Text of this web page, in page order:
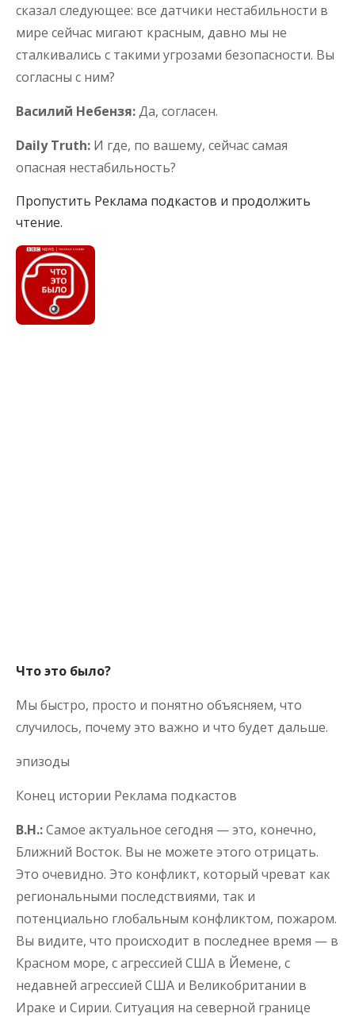
сказал следующее: все датчики нестабильности в
мире сейчас мигают красным, давно мы не
сталкивались с такими угрозами безопасности. Вы
согласны с ним?
Василий Небензя:Да, согласен.
Daily Truth: И где, по вашему, сейчас самая
опасная нестабильность?
Пропустить Реклама подкастов и продолжить
чтение.
Что это было?
Мы быстро, просто и понятно объясняем, что
случилось, почему это важно и что будет дальше.
эпизоды
Конец истории Реклама подкастов
В.Н.:Самое актуальное сегодня — это, конечно,
Ближний Восток. Вы не можете этого отрицать.
Это очевидно. Это конфликт, который чреват как
региональными последствиями, так и
потенциально глобальным конфликтом, пожаром.
Вы видите, что происходит в последнее время — в
Красном море, с агрессией США в Йемене, с
недавней агрессией США и Великобритании в
Ираке и Сирии. Ситуация на северной границе